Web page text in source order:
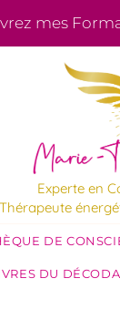
mes
Experte en
Thérapeute
DE
DU